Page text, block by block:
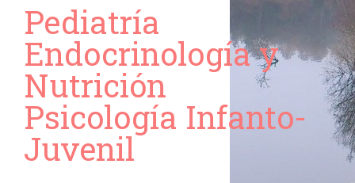
Pediatría
Endocrinología y
Nutrición
Psicología Infanto-
Juvenil